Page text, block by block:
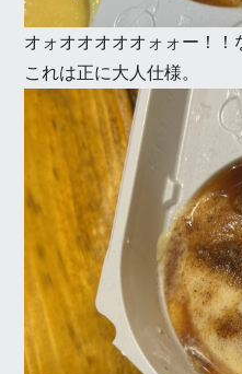
オォオオオオオォォー！！
これは正に大人仕様。